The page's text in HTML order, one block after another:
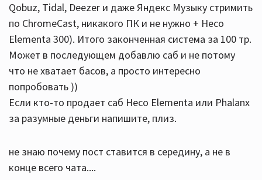
Qobuz, Tidal, Deezer и даже Яндекс Музыку стримить
по ChromeCast, никакого ПК и не нужно + Heco
Elementa 300). Итого законченная система за 100 тр.
Может в последующем добавлю саб и не потому
что не хватает басов, а просто интересно
попробовать ))
Если кто-то продает саб Heco Elementa или Phalanx
за разумные деньги напишите, плиз.
не знаю почему пост ставится в середину, а не в
конце всего чата....